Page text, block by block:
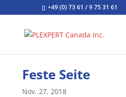
+49 (0) 73 61 / 9 75 31 61
Feste Seite
Nov. 27, 2018